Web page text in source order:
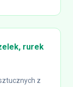
rurek
z